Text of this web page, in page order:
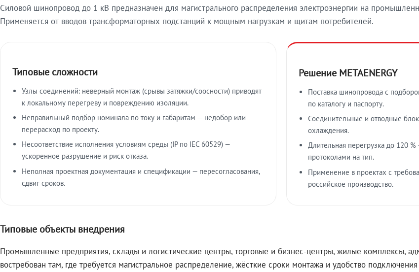
Силовой шинопровод до 1 кВ предназначен для магистрального распределения электроэнергии на
Применяется от вводов трансформаторных подстанций к мощным нагрузкам и щитам потребителей.
Типовые сложности
Узлы соединений: неверный монтаж (срывы затяжки/соосности) приводят
к локальному перегреву и повреждению изоляции.
Неправильный подбор номинала по току и габаритам — недобор или
перерасход по проекту.
Несоответствие исполнения условиям среды (IP по IEC 60529) —
ускоренное разрушение и риск отказа.
Неполная проектная документация и спецификации — пересогласования,
сдвиг сроков.
Решение METAENERGY
Поставка шинопровода с
по каталогу и паспорту.
Соединительные и отводные
охлаждения.
Длительная перегрузка до 120
протоколами на тип.
Применение в проектах с
российское производство.
Типовые объекты внедрения
Промышленные предприятия, склады и логистические центры, торговые и бизнес-центры, жилые комплексы,
востребован там, где требуется магистральное распределение, жёсткие сроки монтажа и удобство